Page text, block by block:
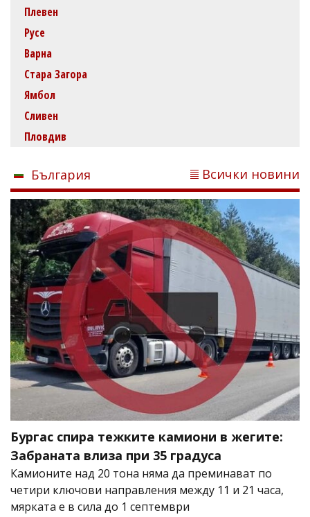
Плевен
Русе
Варна
Стара Загора
Ямбол
Сливен
Пловдив
България Всички новини
Бургас спира тежките камиони в жегите:
Забраната влиза при 35 градуса
Камионите над 20 тона няма да преминават по
четири ключови направления между 11 и 21 часа,
мярката е в сила до 1 септември